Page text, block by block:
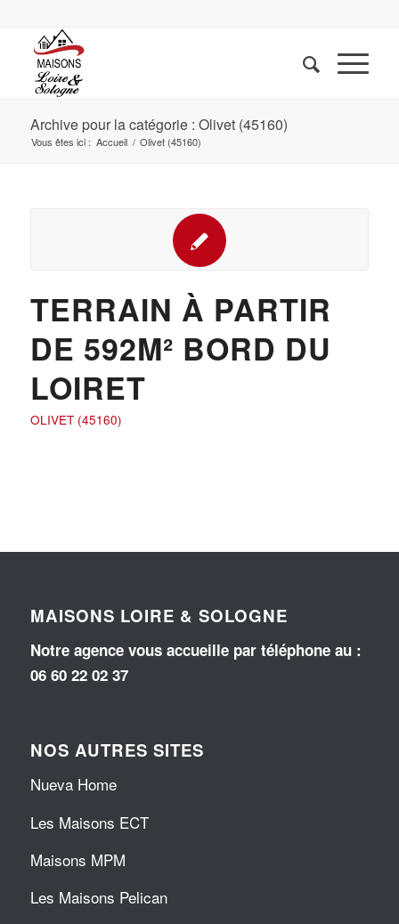
Archive pour la catégorie : Olivet (45160)
Vous êtes ici : Accueil / Olivet (45160)
TERRAIN À PARTIR
DE 592M² BORD DU
LOIRET
OLIVET (45160)
MAISONS LOIRE & SOLOGNE
Notre agence vous accueille par téléphone au:
06 60 22 02 37
NOS AUTRES SITES
Nueva Home
Les Maisons ECT
Maisons MPM
Les Maisons Pelican